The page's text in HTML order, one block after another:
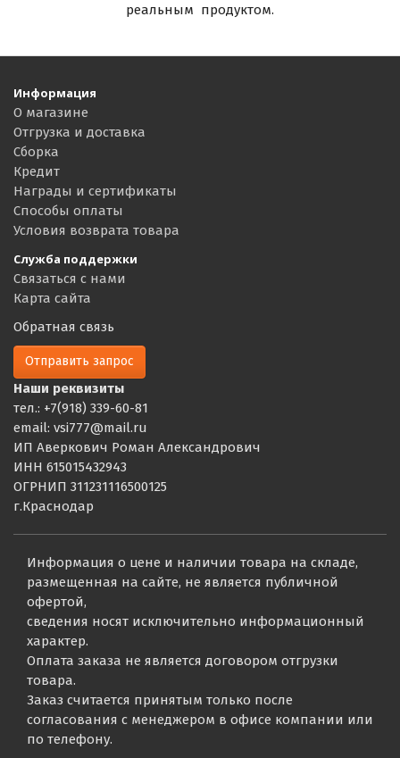
реальным продуктом.
Информация
О магазине
Отгрузка и доставка
Сборка
Кредит
Награды и сертификаты
Способы оплаты
Условия возврата товара
Служба поддержки
Связаться с нами
Карта сайта
Обратная связь
Отправить запрос
Наши реквизиты
тел.: +7(918) 339-60-81
email: vsi777@mail.ru
ИП Аверкович Роман Александрович
ИНН 615015432943
ОГРНИП 311231116500125
г.Краснодар
Информация о цене и наличии товара на складе,
размещенная на сайте, не является публичной
офертой,
сведения носят исключительно информационный
характер.
Оплата заказа не является договором отгрузки
товара.
Заказ считается принятым только после
согласования с менеджером в офисе компании или
по телефону.